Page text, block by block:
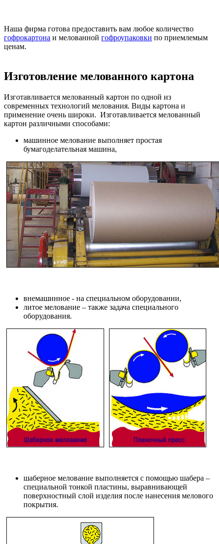
Наша фирма готова предоставить вам любое количество
гофрокартона и мелованной гофроупаковки по приемлемым
ценам.
Изготовление мелованного картона
Изготавливается мелованный картон по одной из
современных технологий мелования. Виды картона и
применение очень широки. Изготавливается мелованный
картон различными способами:
машинное мелование выполняет простая
бумагоделательная машина,
внемашинное - на специальном оборудовании,
литое мелование – также задача специального
оборудования.
шаберное мелование выполняется с помощью шабера –
специальной тонкой пластины, выравнивающей
поверхностный слой изделия после нанесения мелового
покрытия.